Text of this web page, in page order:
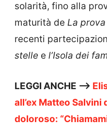
solarità, fino alla
maturità de La
recenti
stelle e l’Isola dei
LEGGI ANCHE —>
all’ex Matteo Salvini
doloroso: